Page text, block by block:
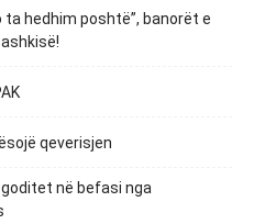
ta hedhim poshtë”, banorët e
qeverisjen
në befasi nga